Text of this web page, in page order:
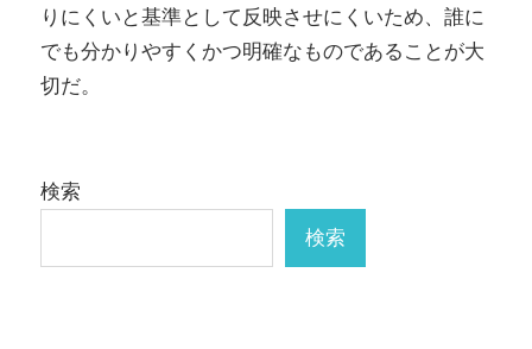
りにくいと基準として反映させにくいため、誰に
でも分かりやすくかつ明確なものであることが大
切だ。
検索
検索